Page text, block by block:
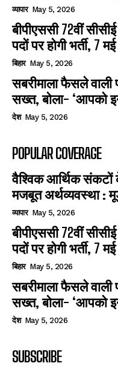
व्यापार May 5, 2026
बीपीएससी 72वीं
पदों पर होगी भर्ती,
बिहार May 5, 2026
सबरीमाला फैसले वाली
सख्त, बोला- ‘आपको इन
देश May 5, 2026
POPULAR COVERAGE
वैश्विक आर्थिक संकटों
मजबूत अर्थव्यवस्था :
व्यापार May 5, 2026
बीपीएससी 72वीं
पदों पर होगी भर्ती,
बिहार May 5, 2026
सबरीमाला फैसले वाली
सख्त, बोला- ‘आपको इन
देश May 5, 2026
SUBSCRIBE